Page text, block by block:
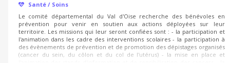
Santé / Soins
Le comité départemental du Val d'Oise recherche des bénévoles en
prévention pour venir en soutien aux actions déployées sur leur
territoire. Les missions qui leur seront confiées sont : - la participation et
l'animation dans les cadre des interventions scolaires - la participation à
des évènements de prévention et de promotion des dépistages organisés
(cancer du sein, du côlon et du col de l'utérus) - la mise en place et